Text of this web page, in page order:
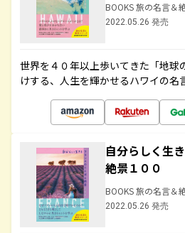
BOOKS 旅の名言＆
2022.05.26 発売
世界を４０年以上歩いてきた「地球
けする、人生を輝かせるハワイの名
自分らしく生
絶景１００
BOOKS 旅の名言＆
2022.05.26 発売